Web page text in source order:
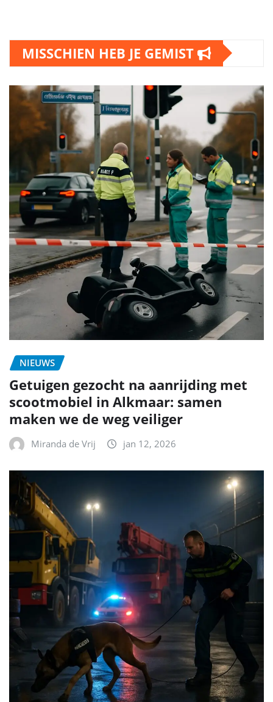
MISSCHIEN HEB JE GEMIST
NIEUWS
Getuigen gezocht na aanrijding met
scootmobiel in Alkmaar: samen
maken we de weg veiliger
Miranda de Vrij jan 12, 2026